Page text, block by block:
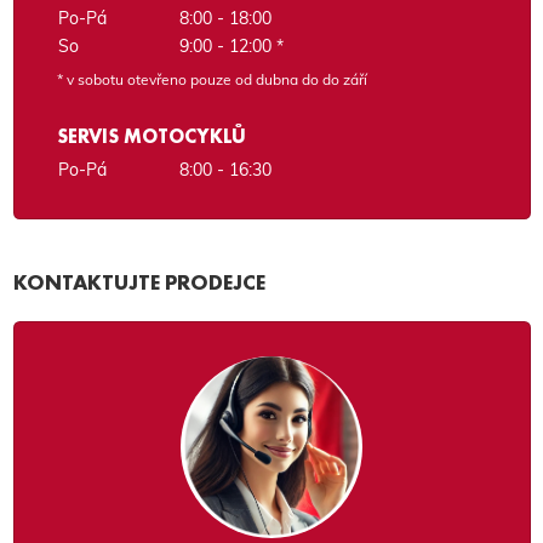
Po-Pá
8:00 - 18:00
So
9:00 - 12:00 *
* v sobotu otevřeno pouze od dubna do do září
SERVIS MOTOCYKLŮ
Po-Pá 8:00 - 16:30
KONTAKTUJTE PRODEJCE